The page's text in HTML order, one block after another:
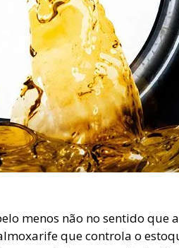
menos não no sentido que
que controla o